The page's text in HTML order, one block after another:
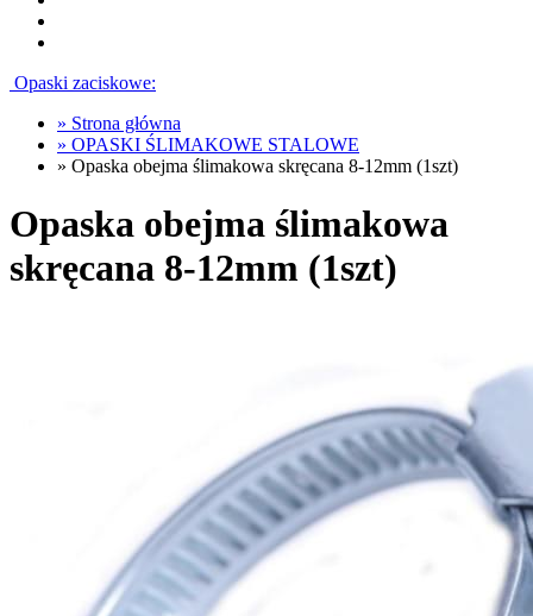
Opaski zaciskowe:
» Strona główna
» OPASKI ŚLIMAKOWE STALOWE
» Opaska obejma ślimakowa skręcana 8-12mm (1szt)
Opaska obejma ślimakowa
skręcana 8-12mm (1szt)